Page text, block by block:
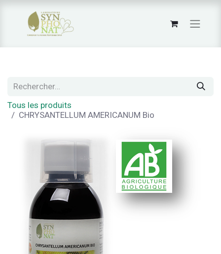
Tous les produits
CHRYSANTELLUM AMERICANUM Bio